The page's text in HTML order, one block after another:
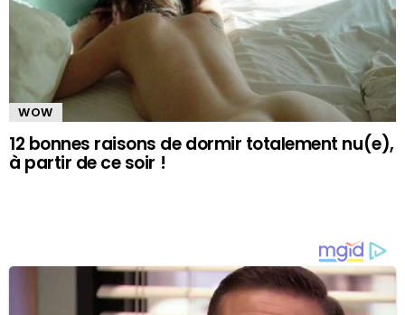
WOW
12 bonnes raisons de dormir totalement nu(e),
à partir de ce soir !